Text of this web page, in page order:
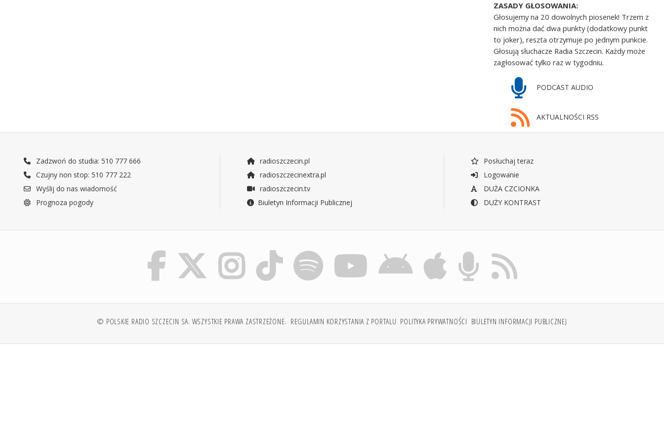
ZASADY GŁOSOWANIA:
Głosujemy na 20 dowolnych piosenek! Trzem z
nich można dać dwa punkty (dodatkowy punkt
to joker), reszta otrzymuje po jednym punkcie.
Głosują słuchacze Radia Szczecin. Każdy może
zagłosować tylko raz w tygodniu.
PODCAST AUDIO
AKTUALNOŚCI RSS
Zadzwoń do studia: 510 777 666
Czujny non stop: 510 777 222
Wyślij do nas wiadomość
Prognoza pogody
radioszczecin.pl
radioszczecinextra.pl
radioszczecin.tv
Biuletyn Informacji Publicznej
Posłuchaj teraz
Logowanie
DUŻA CZCIONKA
DUŻY KONTRAST
© POLSKIE RADIO SZCZECIN SA. WSZYSTKIE PRAWA ZASTRZEŻONE. REGULAMIN KORZYSTANIA Z PORTALU POLITYKA PRYWATNOŚCI BIULETYN INFORMACJI PUBLICZNEJ